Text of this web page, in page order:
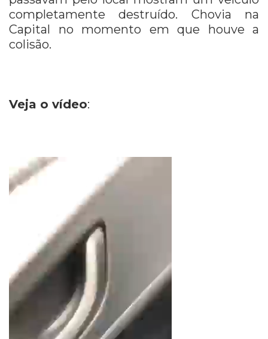
completamente destruído. Chovia na
Capital no momento em que houve a
colisão.
Veja o vídeo: